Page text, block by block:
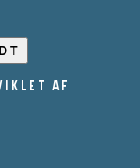
AF